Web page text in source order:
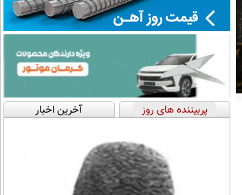
پربیننده های روز آخرین اخبار